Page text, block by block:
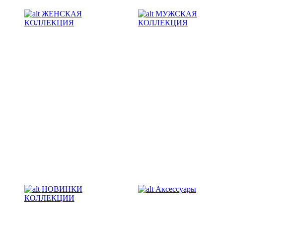
ЖЕНСКАЯ
КОЛЛЕКЦИЯ
МУЖСКАЯ
КОЛЛЕКЦИЯ
НОВИНКИ
КОЛЛЕКЦИИ
Аксессуары